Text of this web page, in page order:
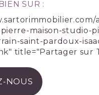
SUR :
maison-studio-
saint-pardoux-
title="Partager sur
NOUS